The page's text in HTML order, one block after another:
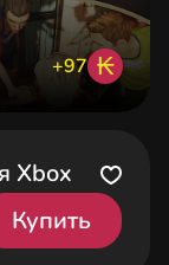
+97 ₭
Xbox
Купить